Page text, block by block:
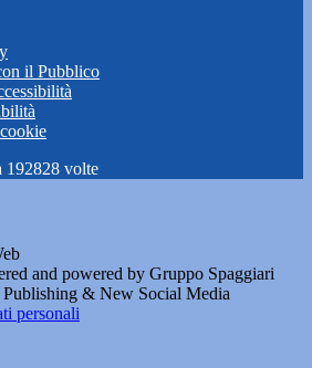
il Pubblico
192828 volte
and powered by Gruppo Spaggiari
& New Social Media
personali